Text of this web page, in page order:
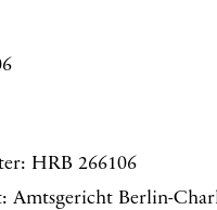
HRB 266106
Amtsgericht Berlin-